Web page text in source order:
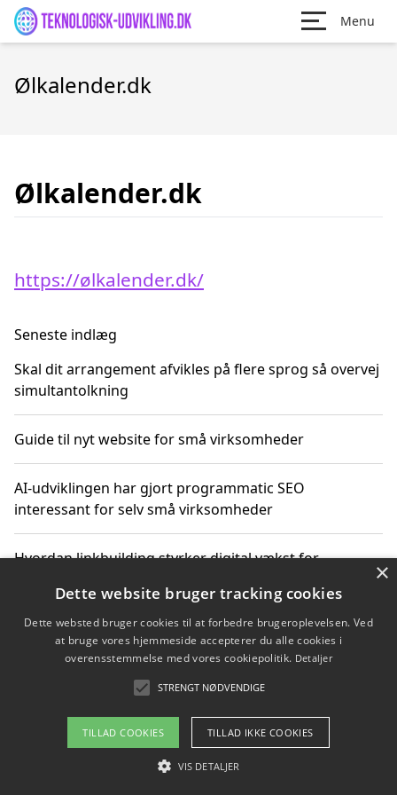
Menu
Ølkalender.dk
Ølkalender.dk
https://ølkalender.dk/
Seneste indlæg
Skal dit arrangement afvikles på flere sprog så overvej
simultantolkning
Guide til nyt website for små virksomheder
AI-udviklingen har gjort programmatic SEO
interessant for selv små virksomheder
Hvordan linkbuilding styrker digital vækst for
Sådan har udviklingen inden for genbrug af elektronik
ændret sig
Copyright 2026 - Pilanto Aps
Om / kontakt
×
Dette website bruger tracking cookies
Dette websted bruger cookies til at forbedre brugeroplevelsen. Ved
at bruge vores hjemmeside accepterer du alle cookies i
overensstemmelse med vores cookiepolitik. Detaljer
STRENGT NØDVENDIGE
TILLAD COOKIES TILLAD IKKE COOKIES
VIS DETALJER